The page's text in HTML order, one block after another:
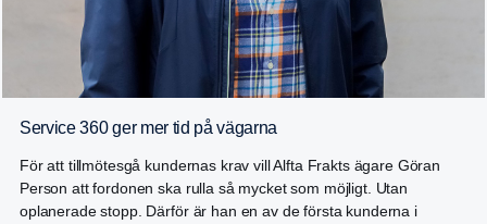
Service 360 ger mer tid på vägarna
För att tillmötesgå kundernas krav vill Alfta Frakts ägare Göran
Person att fordonen ska rulla så mycket som möjligt. Utan
oplanerade stopp. Därför är han en av de första kunderna i